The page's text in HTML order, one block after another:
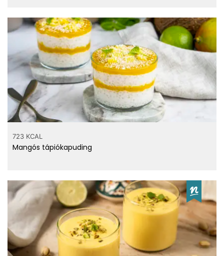
Kolin 5.1 mg
Béta-karotin 30 µg
E vitamin 0.22 mg
K vitamin 0.6 µg
A vitamin 2 µg
C vitamin 30 mg
B6 vitamin 0.038 g
723 KCAL
Mangós tápiókapuding